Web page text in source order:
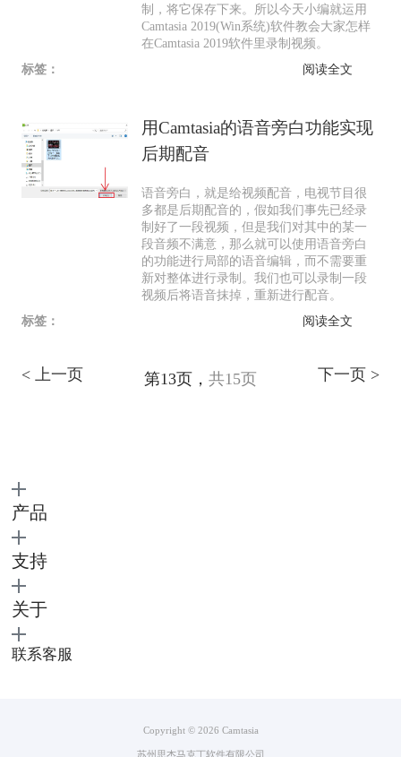
制，将它保存下来。所以今天小编就运用
Camtasia 2019(Win系统)软件教会大家怎样
在Camtasia 2019软件里录制视频。
标签：
阅读全文
用Camtasia的语音旁白功能实现
后期配音
语音旁白，就是给视频配音，电视节目很
多都是后期配音的，假如我们事先已经录
制好了一段视频，但是我们对其中的某一
段音频不满意，那么就可以使用语音旁白
的功能进行局部的语音编辑，而不需要重
新对整体进行录制。我们也可以录制一段
视频后将语音抹掉，重新进行配音。
标签：
阅读全文
< 上一页 第13页， 共15页 下一页 >
产品
支持
关于
联系客服
Copyright © 2026 Camtasia
苏州思杰马克丁软件有限公司